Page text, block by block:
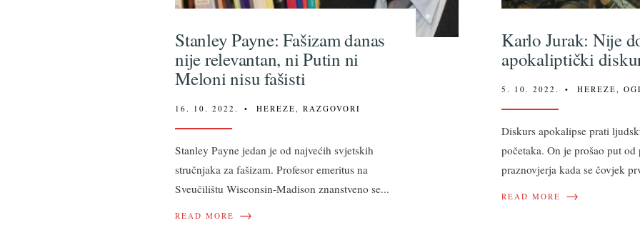
Stanley Payne: Fašizam danas
nije relevantan, ni Putin ni
Meloni nisu fašisti
16. 10. 2022. • HEREZE,RAZGOVORI
Stanley Payne jedan je od najvećih svjetskih
stručnjaka za fašizam. Profesor emeritus na
Sveučilištu Wisconsin-Madison znanstveno se...
READ MORE →
Karlo Jurak: Nije
apokaliptički
5. 10. 2022. • HEREZE,
Diskurs apokalipse prati
početaka. On je prošao put
praznovjerja kada se čovjek
READ MORE →